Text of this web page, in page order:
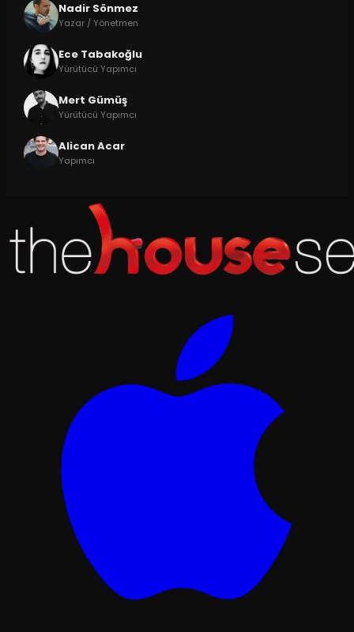
Nadir Sönmez
Yazar / Yönetmen
Ece Tabakoğlu
Yürütücü Yapımcı
Mert Gümüş
Yürütücü Yapımcı
Alican Acar
Yapımcı